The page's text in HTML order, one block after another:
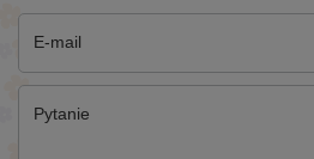
E-mail
Pytanie